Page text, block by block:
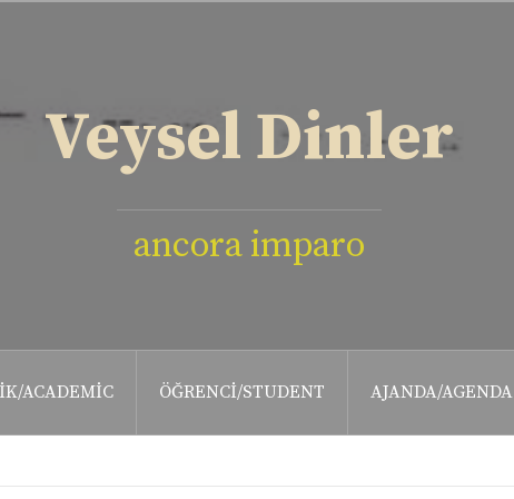
Veysel Dinler
ancora imparo
ACADEMIC ÖĞRENCI/STUDENT AJANDA/AGENDA